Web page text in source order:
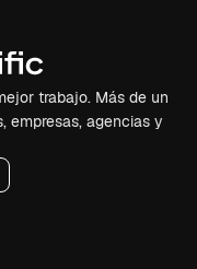
trabajo. Más de un
empresas, agencias y